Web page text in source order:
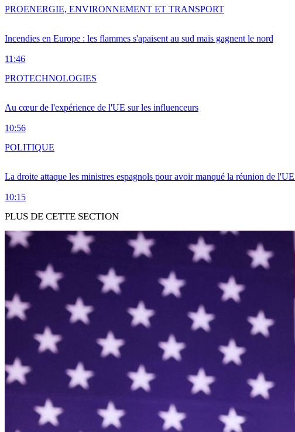
Incendies en Europe : les flammes s'apaisent au sud mais gagnent le nord
11:46
PROENERGIE, ENVIRONNEMENT ET TRANSPORT
Au cœur de l'expérience de l'UE sur les influenceurs
10:56
PROTECHNOLOGIES
La droite attaque les ministres espagnols pour avoir manqué la réunion de
10:15
POLITIQUE
PLUS DE CETTE SECTION